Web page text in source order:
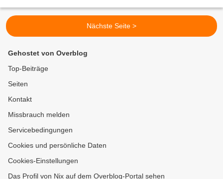
Nächste Seite >
Gehostet von Overblog
Top-Beiträge
Seiten
Kontakt
Missbrauch melden
Servicebedingungen
Cookies und persönliche Daten
Cookies-Einstellungen
Das Profil von Nix auf dem Overblog-Portal sehen